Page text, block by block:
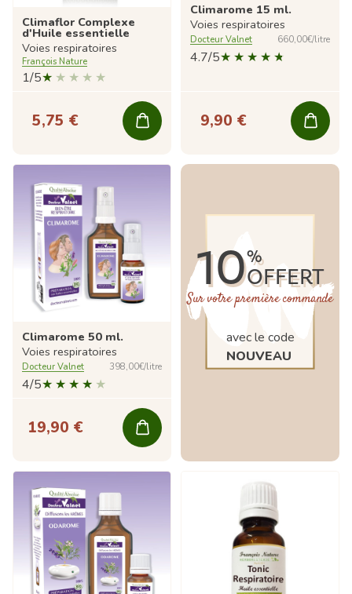
Climaflor Complexe
d'Huile essentielle
Voies respiratoires
François Nature
1/5
5,75 €
Climarome 15 ml.
Voies respiratoires
Docteur Valnet 660,00€/litre
4.7/5
9,90 €
Climarome 50 ml.
Voies respiratoires
Docteur Valnet 398,00€/litre
4/5
19,90 €
10%
OFFERT
Sur votre première commande
avec le code
NOUVEAU